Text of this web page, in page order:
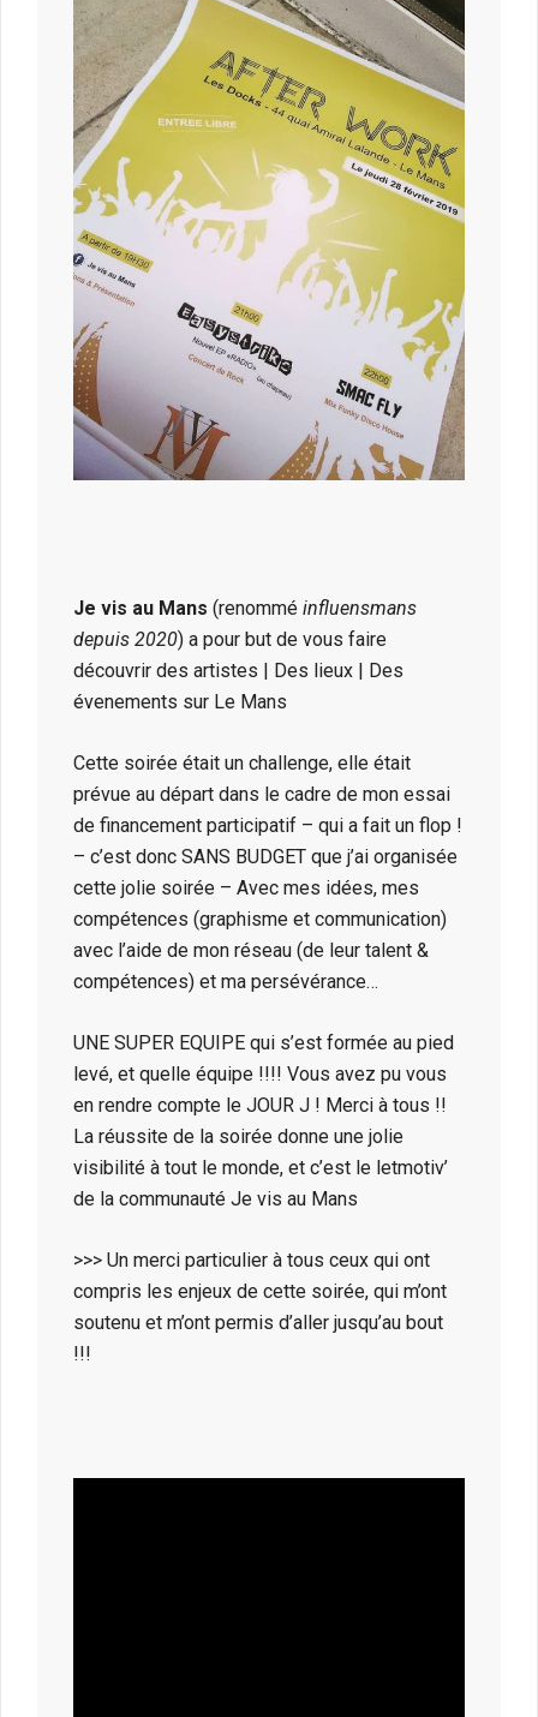
Je vis au Mans (renommé influensmans
depuis 2020) a pour but de vous faire
découvrir des artistes | Des lieux | Des
évenements sur Le Mans
Cette soirée était un challenge, elle était
prévue au départ dans le cadre de mon essai
de financement participatif – qui a fait un flop !
– c’est donc SANS BUDGET que j’ai organisée
cette jolie soirée – Avec mes idées, mes
compétences (graphisme et communication)
avec l’aide de mon réseau (de leur talent &
compétences) et ma persévérance…
UNE SUPER EQUIPE qui s’est formée au pied
levé, et quelle équipe !!!! Vous avez pu vous
en rendre compte le JOUR J ! Merci à tous !!
La réussite de la soirée donne une jolie
visibilité à tout le monde, et c’est le letmotiv’
de la communauté Je vis au Mans
>>> Un merci particulier à tous ceux qui ont
compris les enjeux de cette soirée, qui m’ont
soutenu et m’ont permis d’aller jusqu’au bout
!!!